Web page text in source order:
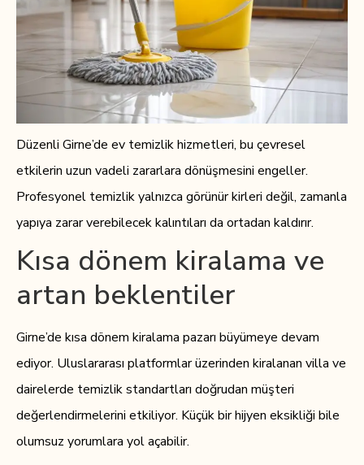
Düzenli Girne’de ev temizlik hizmetleri, bu çevresel
etkilerin uzun vadeli zararlara dönüşmesini engeller.
Profesyonel temizlik yalnızca görünür kirleri değil, zamanla
yapıya zarar verebilecek kalıntıları da ortadan kaldırır.
Kısa dönem kiralama ve
artan beklentiler
Girne’de kısa dönem kiralama pazarı büyümeye devam
ediyor. Uluslararası platformlar üzerinden kiralanan villa ve
dairelerde temizlik standartları doğrudan müşteri
değerlendirmelerini etkiliyor. Küçük bir hijyen eksikliği bile
olumsuz yorumlara yol açabilir.